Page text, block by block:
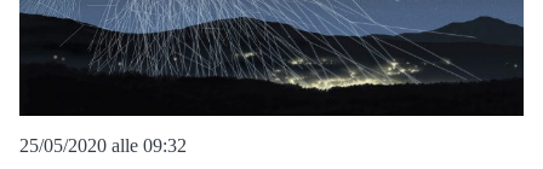
25/05/2020 alle 09:32